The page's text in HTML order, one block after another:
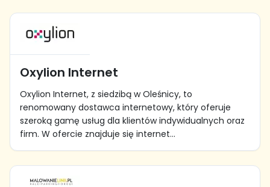
Oxylion Internet
Oxylion Internet, z siedzibą w Oleśnicy, to
renomowany dostawca internetowy, który oferuje
szeroką gamę usług dla klientów indywidualnych oraz
firm. W ofercie znajduje się internet...